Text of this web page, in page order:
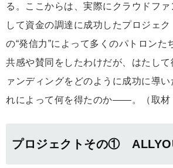
る。ここからは、実際にクラウドファ
して資金の調達に成功したプロジェ
の“発信力”によって多くのパトロンた
共感や賛同をしたわけだが、はたして
ァンディングをどのように成功に導
れによって何を得たのか――。（取材
プロジェクトその①